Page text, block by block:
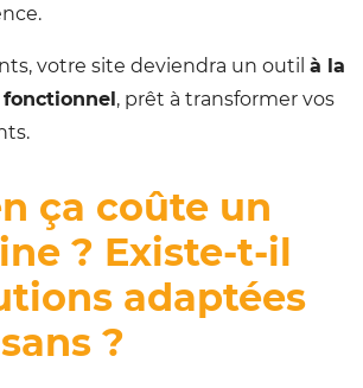
votre site deviendra un outil à la
, prêt à transformer vos
ça coûte un
? Existe-t-il
adaptées
?